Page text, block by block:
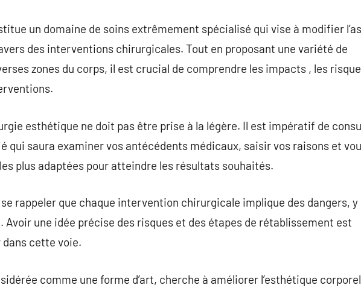
un domaine de soins extrêmement spécialisé qui vise à modifier
des interventions chirurgicales. Tout en proposant une variété de
zones du corps, il est crucial de comprendre les impacts , les
esthétique ne doit pas être prise à la légère. Il est impératif de
saura examiner vos antécédents médicaux, saisir vos raisons et
plus adaptées pour atteindre les résultats souhaités.
rappeler que chaque intervention chirurgicale implique des dangers, y
Avoir une idée précise des risques et des étapes de rétablissement est
dans cette voie.
comme une forme d’art, cherche à améliorer l’esthétique